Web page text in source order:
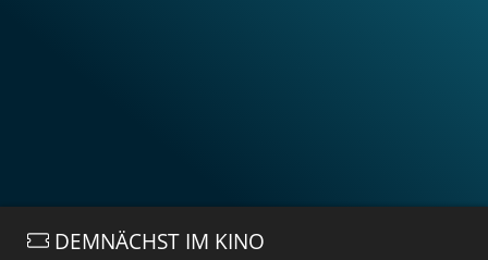
DEMNÄCHST IM KINO